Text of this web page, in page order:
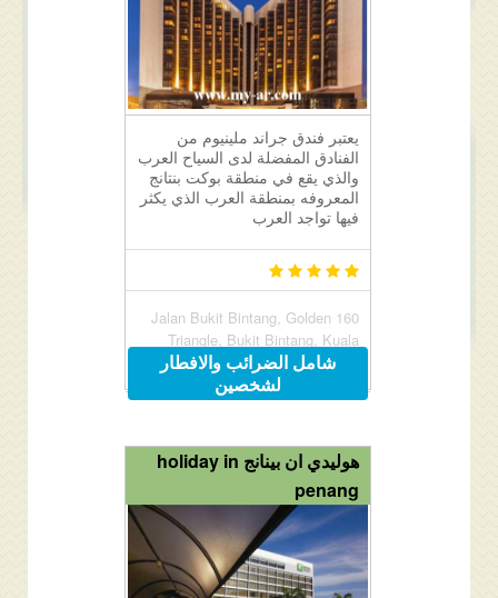
يعتبر فندق جراند ملينيوم من
الفنادق المفضلة لدى السياح العرب
والذي يقع في منطقة بوكت بنتانج
المعروفه بمنطقة العرب الذي يكثر
فيها تواجد العرب
160 Jalan Bukit Bintang, Golden
Triangle, Bukit Bintang, Kuala
Lumpur, Malaysia 55100
شامل الضرائب والافطار
لشخصين
هوليدي ان بينانج holiday in
penang